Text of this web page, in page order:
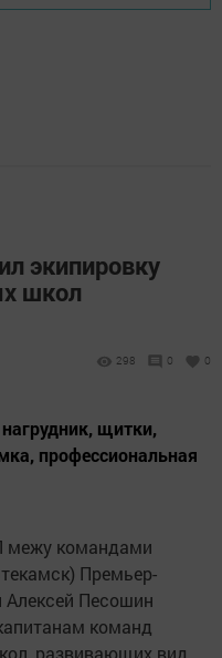
экипировку
школ
298 0 0
щитки,
профессиональная
межу командами
Премьер-
Алексей Песошин
команд
развивающих вид